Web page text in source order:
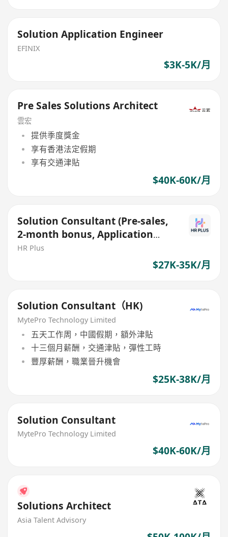
Solution Application Engineer
EFINIX
$3K-5K/月
Pre Sales Solutions Architect
雲宏
提供季度獎金
享有香港法定假期
享有交通津貼
$40K-60K/月
Solution Consultant (Pre-sales,
2-month bonus, Application
Security)
HR Plus
$27K-35K/月
Solution Consultant（HK)
MytePro Technology Limited
五天工作周，中國假期，額外津貼
十三個月薪酬，交通津貼，彈性工時
豐厚薪酬，職業晉升機會
$25K-38K/月
Solution Consultant
MytePro Technology Limited
$40K-60K/月
Solutions Architect
Asia Talent Advisory